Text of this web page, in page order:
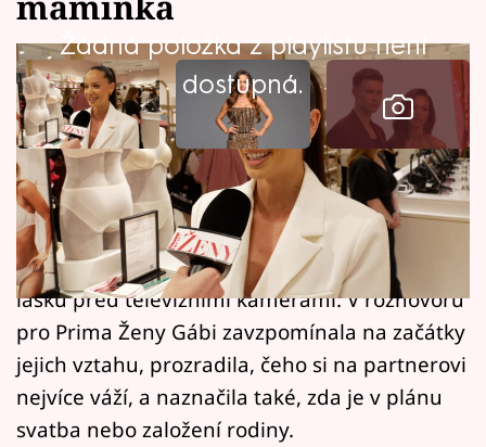
Vztahy
Seriály
Horoskopy
Sledujte prima+
Filmový festival Karlovy Vary
Pořady
Mámy sobě
Přihlášení
Žádná položka z playlistu není
dostupná.
Gabriela Gášpárová a Petr Havránek jsou
novými moderátory seznamovací show Are
You The One. Právě oni sami přitom našli
lásku před televizními kamerami. V rozhovoru
pro Prima Ženy Gábi zavzpomínala na začátky
jejich vztahu, prozradila, čeho si na partnerovi
nejvíce váží, a naznačila také, zda je v plánu
svatba nebo založení rodiny.